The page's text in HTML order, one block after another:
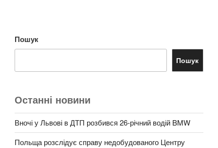
Пошук
Пошук
Останні новини
Вночі у Львові в ДТП розбився 26-річний водій BMW
Польща розслідує справу недобудованого Центру